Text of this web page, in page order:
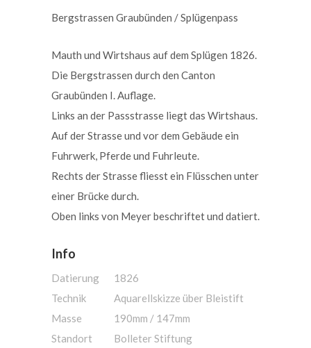
Bergstrassen Graubünden / Splügenpass
Mauth und Wirtshaus auf dem Splügen 1826.
Die Bergstrassen durch den Canton
Graubünden I. Auflage.
Links an der Passstrasse liegt das Wirtshaus.
Auf der Strasse und vor dem Gebäude ein
Fuhrwerk, Pferde und Fuhrleute.
Rechts der Strasse fliesst ein Flüsschen unter
einer Brücke durch.
Oben links von Meyer beschriftet und datiert.
Info
Datierung
1826
Technik
Aquarellskizze über Bleistift
Masse
190mm / 147mm
Standort
Bolleter Stiftung